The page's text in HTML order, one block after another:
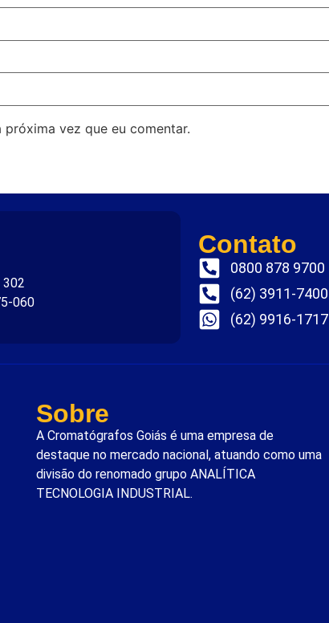
vez que eu comentar.
302
060
Contato
0800 878 9700
(62) 3911-7400
(62) 9916-1717
Sobre
A Cromatógrafos Goiás é uma empresa de
destaque no mercado nacional, atuando como uma
divisão do renomado grupo ANALÍTICA
TECNOLOGIA INDUSTRIAL.